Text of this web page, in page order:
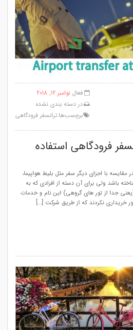
فعال نوامبر 12, 2018
در دسته بندی نشده
برچسب‌ها:ترانسفر فرودگاهی
فرودگاهی استفاده
مقایسه با اجزای دیگر سفر مثل بلیط هواپیما،
باشد ولی برای آن دسته از افرادی که به
جدا از تور های گروهی) این نام و خدمات
خریداری نکردند که از طریق شرکت [...]